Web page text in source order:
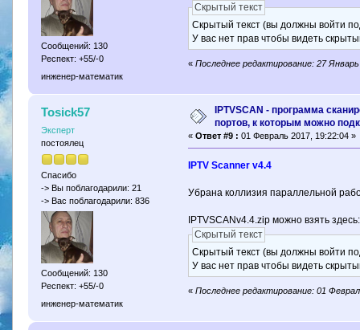
Сообщений: 130
Респект: +55/-0
инженер-математик
Скрытый текст
Скрытый текст (вы должны войти
У вас нет прав чтобы видеть
«Последнее редактирование: 27
Tosick57
Эксперт
постоялец
Спасибо
-> Вы поблагодарили: 21
-> Вас поблагодарили: 836
Сообщений: 130
Респект: +55/-0
инженер-математик
IPTVSCAN - программа
портов, к которым можно
«Ответ #9 : 01 Февраль 2017, 19:22:04 »
IPTV Scanner v4.4
Убрана коллизия параллельной
IPTVSCANv4.4.zip можно взять здесь:
Скрытый текст
Скрытый текст (вы должны войти
У вас нет прав чтобы видеть
«Последнее редактирование: 01